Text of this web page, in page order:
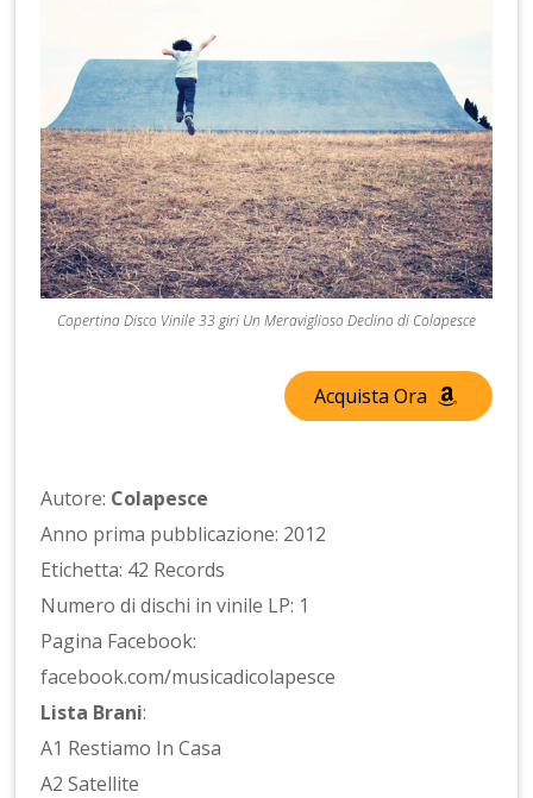
Copertina Disco Vinile 33 giri Un Meraviglioso Declino di Colapesce
Acquista Ora
Autore: Colapesce
Anno prima pubblicazione: 2012
Etichetta: 42 Records
Numero di dischi in vinile LP: 1
Pagina Facebook:
facebook.com/musicadicolapesce
Lista Brani:
A1 Restiamo In Casa
A2 Satellite